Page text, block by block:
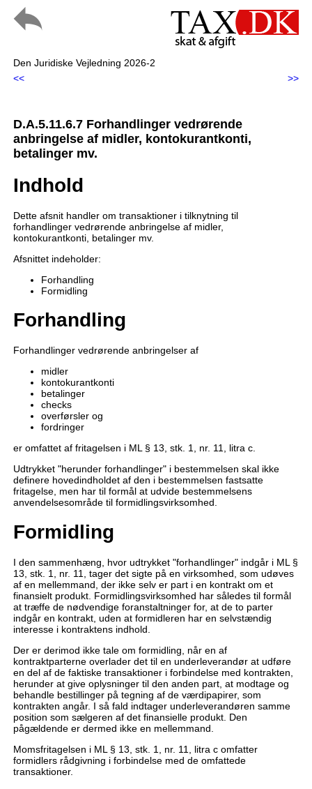
Den Juridiske Vejledning 2026-2
<<
>>
D.A.5.11.6.7 Forhandlinger vedrørende
anbringelse af midler, kontokurantkonti,
betalinger mv.
Indhold
Dette afsnit handler om transaktioner i tilknytning til
forhandlinger vedrørende anbringelse af midler,
kontokurantkonti, betalinger mv.
Afsnittet indeholder:
Forhandling
Formidling
Forhandling
Forhandlinger vedrørende anbringelser af
midler
kontokurantkonti
betalinger
checks
overførsler og
fordringer
er omfattet af fritagelsen i ML § 13, stk. 1, nr. 11, litra c.
Udtrykket "herunder forhandlinger" i bestemmelsen skal ikke
definere hovedindholdet af den i bestemmelsen fastsatte
fritagelse, men har til formål at udvide bestemmelsens
anvendelsesområde til formidlingsvirksomhed.
Formidling
I den sammenhæng, hvor udtrykket "forhandlinger" indgår i ML §
13, stk. 1, nr. 11, tager det sigte på en virksomhed, som udøves
af en mellemmand, der ikke selv er part i en kontrakt om et
finansielt produkt. Formidlingsvirksomhed har således til formål
at træffe de nødvendige foranstaltninger for, at de to parter
indgår en kontrakt, uden at formidleren har en selvstændig
interesse i kontraktens indhold.
Der er derimod ikke tale om formidling, når en af
kontraktparterne overlader det til en underleverandør at udføre
en del af de faktiske transaktioner i forbindelse med kontrakten,
herunder at give oplysninger til den anden part, at modtage og
behandle bestillinger på tegning af de værdipapirer, som
kontrakten angår. I så fald indtager underleverandøren samme
position som sælgeren af det finansielle produkt. Den
pågældende er dermed ikke en mellemmand.
Momsfritagelsen i ML § 13, stk. 1, nr. 11, litra c omfatter
formidlers rådgivning i forbindelse med de omfattede
transaktioner.